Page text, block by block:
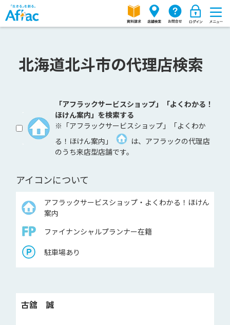
北海道北斗市の代理店検索
「アフラックサービスショップ」「よくわかる！
ほけん案内」を検索する
※「アフラックサービスショップ」「よくわか
る！ほけん案内」
は、アフラックの代理店
のうち来店型店舗です。
アイコンについて
アフラックサービスショップ・よくわかる！ほけん
案内
ファイナンシャルプランナー在籍
駐車場あり
古舘 誠